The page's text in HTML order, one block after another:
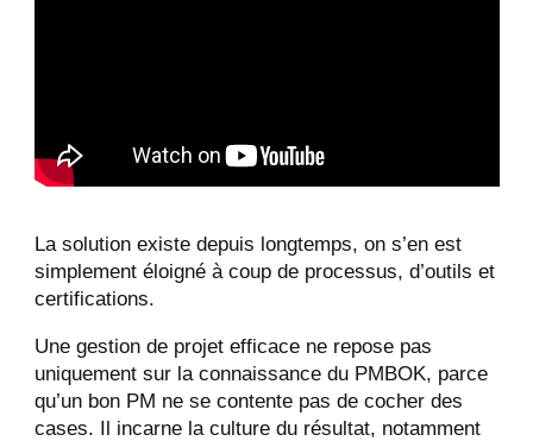
La solution existe depuis longtemps, on s’en est
simplement éloigné à coup de processus, d’outils et
certifications.
Une gestion de projet efficace ne repose pas
uniquement sur la connaissance du PMBOK, parce
qu’un bon PM ne se contente pas de cocher des
cases. Il incarne la culture du résultat, notamment